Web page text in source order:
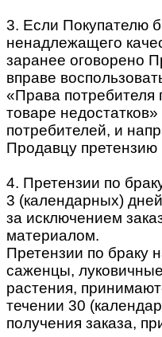
3. Если Покупателю
ненадлежащего
заранее оговорено
вправе
«Права
товаре
потребителей, и
Продавцу претензию
4. Претензии по
3 (календарных)
за исключением
материалом.
Претензии по браку
саженцы,
растения,
течении 30
получения заказа,